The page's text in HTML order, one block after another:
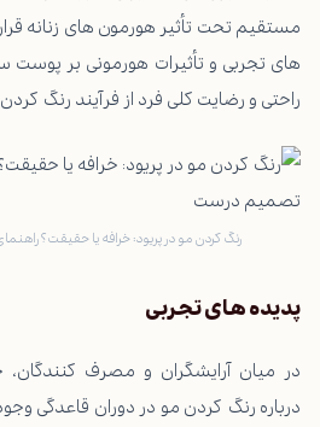
مستقیم تحت تأثیر هورمون های زنانه
های تجربی و تأثیرات هورمونی بر پوست
راحتی و رضایت کلی فرد از فرآیند رنگ
رنگ کردن مو در پریود: خرافه یا حقیقت؟
پدیده های تجربی
در میان آرایشگران و مصرف
درباره رنگ کردن مو در دوران قاعدگی